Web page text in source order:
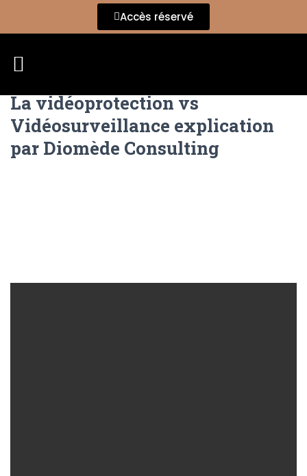
Accès réservé
La vidéoprotection vs
Vidéosurveillance explication
par Diomède Consulting